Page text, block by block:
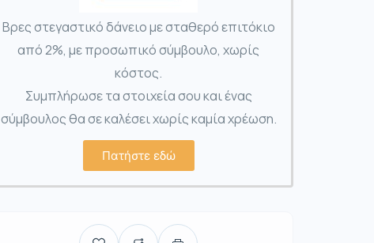
Βρες στεγαστικό δάνειο με σταθερό επιτόκιο
από 2%, με προσωπικό σύμβουλο, χωρίς
κόστος.
Συμπλήρωσε τα στοιχεία σου και ένας
σύμβουλος θα σε καλέσει χωρίς καμία χρέωση.
Πατήστε εδώ